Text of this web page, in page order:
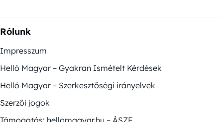
Rólunk
Impresszum
Helló Magyar – Gyakran Ismételt Kérdések
Helló Magyar – Szerkesztőségi irányelvek
Szerzői jogok
Támogatás: hellomagyar.hu – ÁSZF